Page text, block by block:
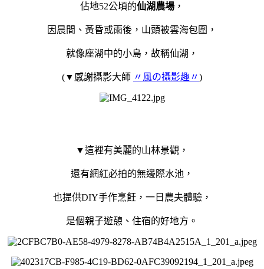
佔地52公頃的仙湖農場 ，
因晨間、黃昏或雨後，山頭被雲海包圍，
就像座湖中的小島，故稱仙湖，
(▼感謝攝影大師 〃風の攝影趣〃)
▼這裡有美麗的山林景觀，
還有網紅必拍的無邊際水池，
也提供DIY手作烹飪，一日農夫體驗，
是個親子遊憩、住宿的好地方。